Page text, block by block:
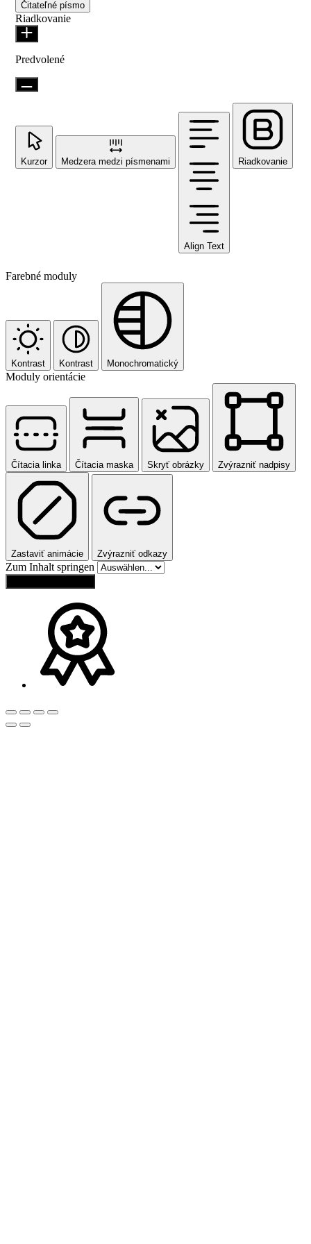
Čitateľné písmo
Riadkovanie
Predvolené
Kurzor Medzera medzi písmenami
Align Text
Riadkovanie
Farebné moduly
Kontrast Kontrast Monochromatický
Moduly orientácie
Čítacia linka Čítacia maska Skryť obrázky Zvýrazniť nadpisy
Zastaviť animácie Zvýrazniť odkazy
Zum Inhalt springen